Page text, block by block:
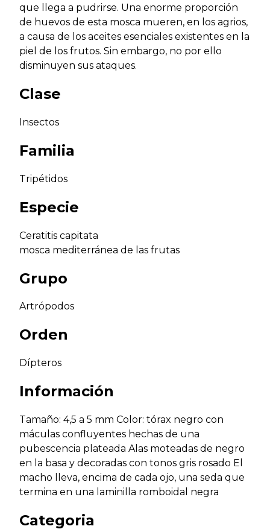
que llega a pudrirse. Una enorme proporción
de huevos de esta mosca mueren, en los agrios,
a causa de los aceites esenciales existentes en la
piel de los frutos. Sin embargo, no por ello
disminuyen sus ataques.
Clase
Insectos
Familia
Tripétidos
Especie
Ceratitis capitata
mosca mediterránea de las frutas
Grupo
Artrópodos
Orden
Dípteros
Información
Tamaño: 4,5 a 5 mm Color: tórax negro con
máculas confluyentes hechas de una
pubescencia plateada Alas moteadas de negro
en la basa y decoradas con tonos gris rosado El
macho lleva, encima de cada ojo, una seda que
termina en una laminilla romboidal negra
Categoria